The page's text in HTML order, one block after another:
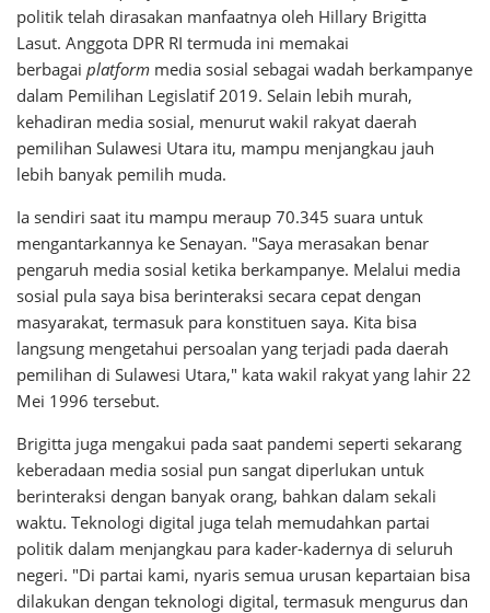
politik telah dirasakan manfaatnya oleh Hillary Brigitta
Lasut. Anggota DPR RI termuda ini memakai
berbagai platform media sosial sebagai wadah berkampanye
dalam Pemilihan Legislatif 2019. Selain lebih murah,
kehadiran media sosial, menurut wakil rakyat daerah
pemilihan Sulawesi Utara itu, mampu menjangkau jauh
lebih banyak pemilih muda.
Ia sendiri saat itu mampu meraup 70.345 suara untuk
mengantarkannya ke Senayan. "Saya merasakan benar
pengaruh media sosial ketika berkampanye. Melalui media
sosial pula saya bisa berinteraksi secara cepat dengan
masyarakat, termasuk para konstituen saya. Kita bisa
langsung mengetahui persoalan yang terjadi pada daerah
pemilihan di Sulawesi Utara," kata wakil rakyat yang lahir 22
Mei 1996 tersebut.
Brigitta juga mengakui pada saat pandemi seperti sekarang
keberadaan media sosial pun sangat diperlukan untuk
berinteraksi dengan banyak orang, bahkan dalam sekali
waktu. Teknologi digital juga telah memudahkan partai
politik dalam menjangkau para kader-kadernya di seluruh
negeri. "Di partai kami, nyaris semua urusan kepartaian bisa
dilakukan dengan teknologi digital, termasuk mengurus dan